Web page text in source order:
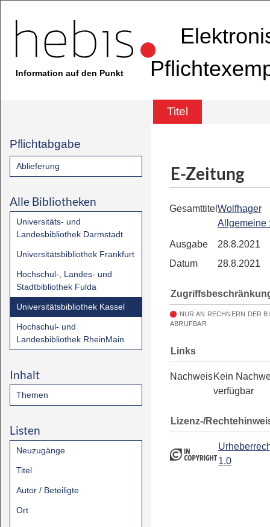
Information auf den Punkt
Titel
Pflichtabgabe
Ablieferung
Alle Bibliotheken
Universitäts- und
Landesbibliothek Darmstadt
Universitätsbibliothek Frankfurt
Hochschul-, Landes- und
Stadtbibliothek Fulda
Universitätsbibliothek Kassel
Hochschul- und
Landesbibliothek RheinMain
Inhalt
Themen
Listen
Neuzugänge
Titel
Autor / Beteiligte
Ort
E-Zeitung
Gesamttitel Wolfhager
Allgemeine
Ausgabe
28.8.2021
Datum
28.8.2021
NUR AN RECHNERN DER
ABRUFBAR
Links
NachweisKein
verfügbar
Lizenz-/
1.0